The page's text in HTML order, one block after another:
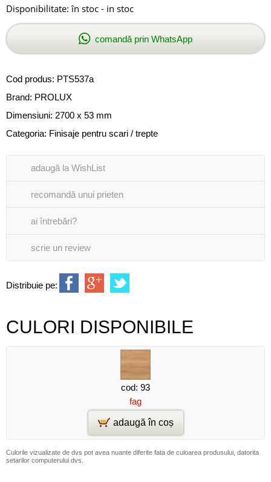
Disponibilitate: în stoc - in stoc
comandă prin WhatsApp
Cod produs: PTS537a
Brand: PROLUX
Dimensiuni: 2700 x 53 mm
Categoria: Finisaje pentru scari / trepte
adaugă la WishList
recomandă unui prieten
ai întrebări?
scrie un review
Distribuie pe:
CULORI DISPONIBILE
cod: 93
fag
adaugă în coș
Culorile vizualizate de dvs pot avea nuante diferite fata de culoarea produsului, datorita
setarilor computerului dvs.